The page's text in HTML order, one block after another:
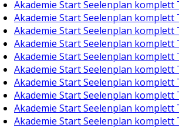
Akademie Start Seelenplan komplett
Akademie Start Seelenplan komplett
Akademie Start Seelenplan komplett
Akademie Start Seelenplan komplett
Akademie Start Seelenplan komplett
Akademie Start Seelenplan komplett
Akademie Start Seelenplan komplett
Akademie Start Seelenplan komplett
Akademie Start Seelenplan komplett
Akademie Start Seelenplan komplett